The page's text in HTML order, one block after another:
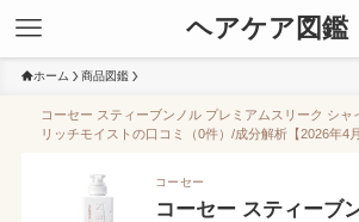
ヘアケア図鑑
ホーム 商品図鑑
コーセー スティーブンノル プレミアムスリーク シャ
リッチモイストの口コミ（0件）/成分解析【2026年4
コーセー
コーセー スティーブ